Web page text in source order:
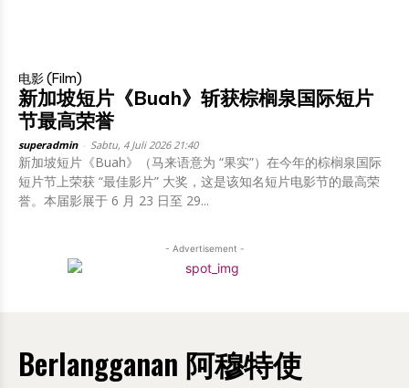
电影 (Film)
新加坡短片《Buah》斩获棕榈泉国际短片
节最高荣誉
superadmin Sabtu, 4 Juli 2026 21:40
新加坡短片《Buah》（马来语意为 “果实”）在今年的棕榈泉国际
短片节上荣获 “最佳影片” 大奖，这是该知名短片电影节的最高荣
誉。本届影展于 6 月 23 日至 29...
- Advertisement -
Berlangganan 阿穆特使